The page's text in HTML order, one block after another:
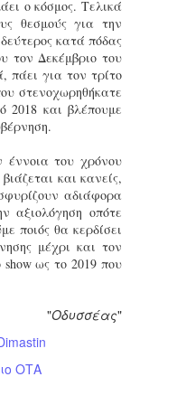
ο κόσμος. Τελικά
θεσμούς για την
κατά πόδας
τον Δεκέμβριο του
για τον τρίτο
στενοχωρηθήκατε
2018 και βλέπουμε
του χρόνου
και κανείς,
αδιάφορα
αξιολόγηση οπότε
ποιός θα κερδίσει
μέχρι και τον
ως το 2019 που
"Οδυσσέας"
ΟΤΑ
κατά την διάρκεια
ελέγχων τήρησης
νομοθεσίας για τα
δεσποζόμενα ζώα
συντροφιάς στο Πεδίον
του Άρεως
επικράτησε στο Πεδίον
Άρεως κατά τη διάρκεια
η Δημοτική
για την τήρηση των
που
για τα ζώα
όπως η
σήμανση
και η κατοχή των
εγγράφων.
περιστατικό σημειώθηκε
δημοτικοί αστυνομικοί
σε έλεγχο
που συνόδευε μία
Αστυνομικών
το βράδυ
Γρεβενά.
από
Γρεβενών στον
χρήση
του 33χρονου
μου
Δήμος Σερρών